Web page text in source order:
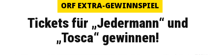
ORF EXTRA-GEWINNSPIEL
Tickets für „Jedermann“ und
„Tosca“ gewinnen!